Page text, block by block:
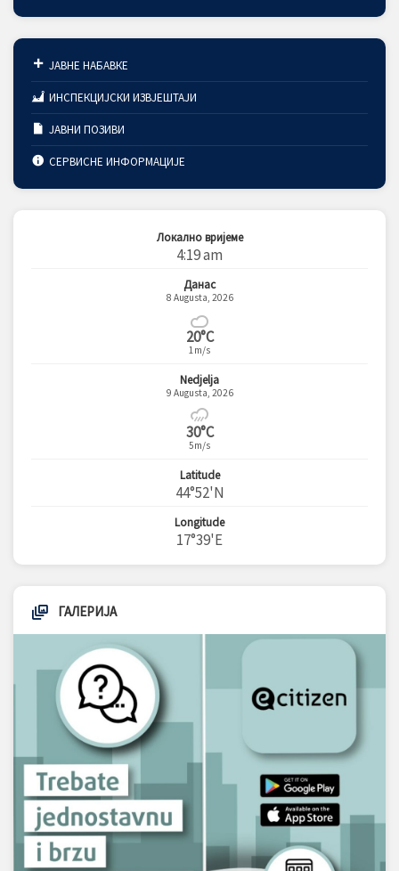
ЈАВНЕ НАБАВКЕ
ИНСПЕКЦИЈСКИ ИЗВЈЕШТАЈИ
ЈАВНИ ПОЗИВИ
СЕРВИСНЕ ИНФОРМАЦИЈЕ
Локално вријеме
4:19 am
Данас
8 Augusta, 2026
20°C
1m/s
Nedjelja
9 Augusta, 2026
30°C
5m/s
Latitude
44°52'N
Longitude
17°39'E
ГАЛЕРИЈА